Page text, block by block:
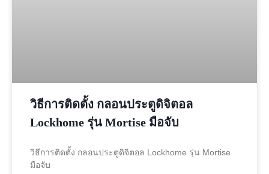
วิธีการติดตั้ง กลอนประตูดิจิตอล
Lockhome รุ่น Mortise มือจับ
วิธีการติดตั้ง กลอนประตูดิจิตอล Lockhome รุ่น Mortise
มือจับ